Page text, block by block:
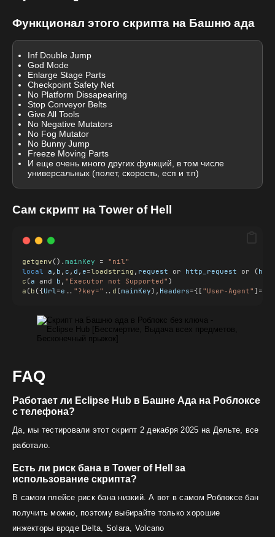
Функционал этого скрипта на Башню ада
Inf Double Jump
God Mode
Enlarge Stage Parts
Checkpoint Safety Net
No Platform Dissapearing
Stop Conveyor Belts
Give All Tools
No Negative Mutators
No Fog Mutator
No Bunny Jump
Freeze Moving Parts
И еще очень много других функций, в том числе
универсальных (полет, скорость, есп и т.п)
Сам скрипт на Tower of Hell
getgenv (). mainKey = "nil"
local a , b , c , d , e=loadstring , request or http_request or (http
c (a and b , "Executor not Supported" )
a (b ({Url=e .. "?key=" .. d (mainKey), Headers={[ "User-Agent" ]=
FAQ
Работает ли Eclipse Hub в Башне Ада на Роблоксе
с телефона?
Да, мы тестировали этот скрипт 2 декабря 2025 на Дельте, все
работало.
Есть ли риск бана в Tower of Hell за
использование скрипта?
В самом плейсе риск бана низкий. А вот в самом Роблоксе бан
получить можно, поэтому выбирайте только хорошие
инжекторы вроде Delta, Solara, Volcano